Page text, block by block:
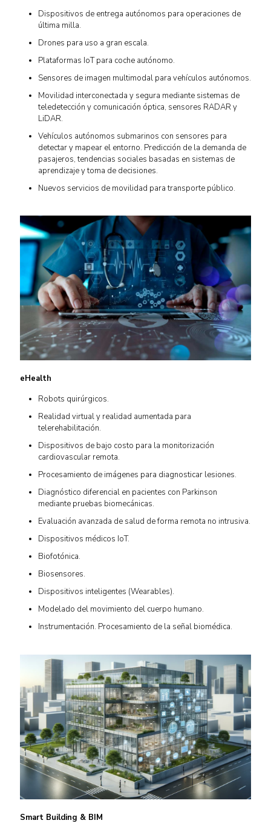
Dispositivos de entrega autónomos para operaciones de
última milla.
Drones para uso a gran escala.
Plataformas IoT para coche autónomo.
Sensores de imagen multimodal para vehículos autónomos.
Movilidad interconectada y segura mediante sistemas de
teledetección y comunicación óptica, sensores RADAR y
LiDAR.
Vehículos autónomos submarinos con sensores para
detectar y mapear el entorno. Predicción de la demanda de
pasajeros, tendencias sociales basadas en sistemas de
aprendizaje y toma de decisiones.
Nuevos servicios de movilidad para transporte público.
eHealth
Robots quirúrgicos.
Realidad virtual y realidad aumentada para
telerehabilitación.
Dispositivos de bajo costo para la monitorización
cardiovascular remota.
Procesamiento de imágenes para diagnosticar lesiones.
Diagnóstico diferencial en pacientes con Parkinson
mediante pruebas biomecánicas.
Evaluación avanzada de salud de forma remota no intrusiva.
Dispositivos médicos IoT.
Biofotónica.
Biosensores.
Dispositivos inteligentes (Wearables).
Modelado del movimiento del cuerpo humano.
Instrumentación. Procesamiento de la señal biomédica.
Smart Building & BIM